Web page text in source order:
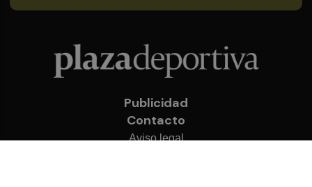
Publicidad
Contacto
Aviso legal